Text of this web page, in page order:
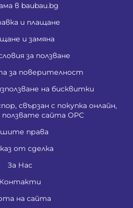
в baubau.bg
и плащане
и замяна
за ползване
за поверителност
на бисквитки
свързан с покупка онлайн,
сайта ОРС
права
от сделка
За Нас
Контакти
на сайта